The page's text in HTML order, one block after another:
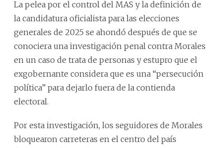
La pelea por el control del MAS y la definición de
la candidatura oficialista para las elecciones
generales de 2025 se ahondó después de que se
conociera una investigación penal contra Morales
en un caso de trata de personas y estupro que el
exgobernante considera que es una “persecución
política” para dejarlo fuera de la contienda
electoral.
Por esta investigación, los seguidores de Morales
bloquearon carreteras en el centro del país